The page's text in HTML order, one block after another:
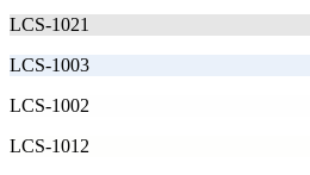
LCS-1021
LCS-1003
LCS-1002
LCS-1012